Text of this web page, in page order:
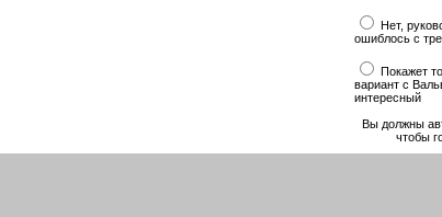
Нет,
ошиблось с
Покажет
вариант с
интересный
Вы должны
чтобы